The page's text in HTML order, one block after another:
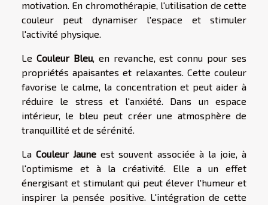
motivation. En chromothérapie, l'utilisation de cette
couleur peut dynamiser l'espace et stimuler
l'activité physique.
Le Couleur Bleu, en revanche, est connu pour ses
propriétés apaisantes et relaxantes. Cette couleur
favorise le calme, la concentration et peut aider à
réduire le stress et l'anxiété. Dans un espace
intérieur, le bleu peut créer une atmosphère de
tranquillité et de sérénité.
LaCouleur Jaune est souvent associée à la joie, à
l'optimisme et à la créativité. Elle a un effet
énergisant et stimulant qui peut élever l'humeur et
inspirer la pensée positive. L'intégration de cette